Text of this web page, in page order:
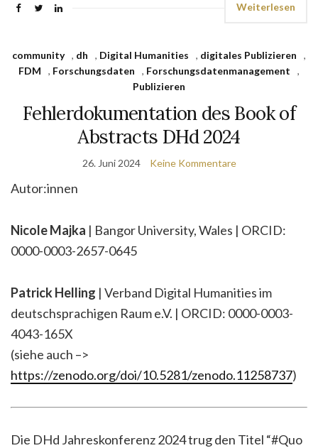
Weiterlesen
community , dh , Digital Humanities , digitales Publizieren
,
FDM
, Forschungsdaten , Forschungsdatenmanagement
,
Publizieren
Fehlerdokumentation des Book of
Abstracts DHd 2024
26. Juni 2024 Keine Kommentare
Autor:innen
Nicole Majka | Bangor University, Wales | ORCID:
0000-0003-2657-0645
Patrick Helling | Verband Digital Humanities im
deutschsprachigen Raum e.V. | ORCID: 0000-0003-
4043-165X
(siehe auch –>
https://zenodo.org/doi/10.5281/zenodo.11258737)
Die DHd Jahreskonferenz 2024 trug den Titel “#Quo